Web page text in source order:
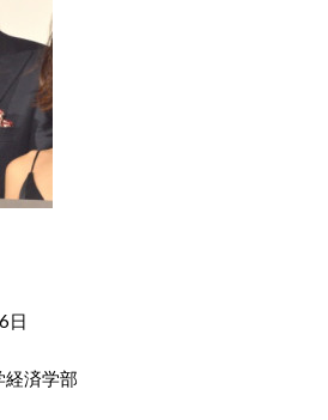
日
経済学部